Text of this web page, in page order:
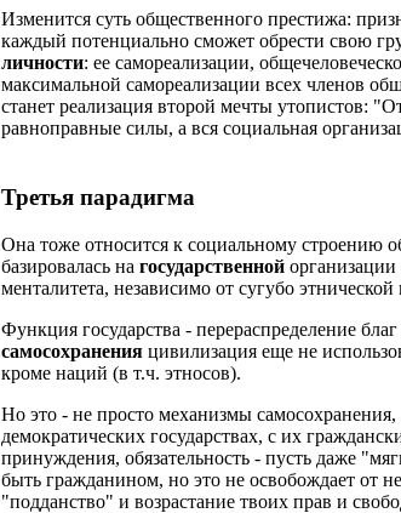
Изменится суть общественного престижа:
каждый потенциально сможет обрести свою
личности: ее самореализации,
максимальной самореализации всех членов
станет реализация второй мечты утопистов:
равноправные силы, а вся социальная
Третья парадигма
Она тоже относится к социальному строению
базировалась на государственной
менталитета, независимо от сугубо
Функция государства - перераспределение
самосохранения цивилизация еще не
кроме наций (в т.ч. этносов).
Но это - не просто механизмы
демократических государствах, с их
принуждения, обязательность - пусть даже
быть гражданином, но это не освобождает от
"подданство" и возрастание твоих прав и